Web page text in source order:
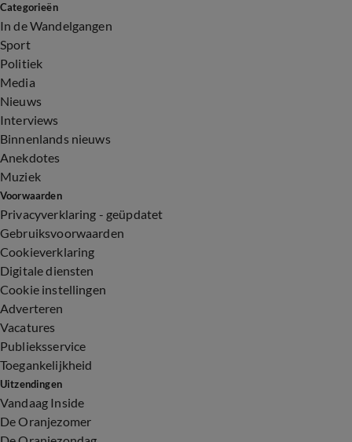
Categorieën
In de Wandelgangen
Sport
Politiek
Media
Nieuws
Interviews
Binnenlands nieuws
Anekdotes
Muziek
Voorwaarden
Privacyverklaring - geüpdatet
Gebruiksvoorwaarden
Cookieverklaring
Digitale diensten
Cookie instellingen
Adverteren
Vacatures
Publieksservice
Toegankelijkheid
Uitzendingen
Vandaag Inside
De Oranjezomer